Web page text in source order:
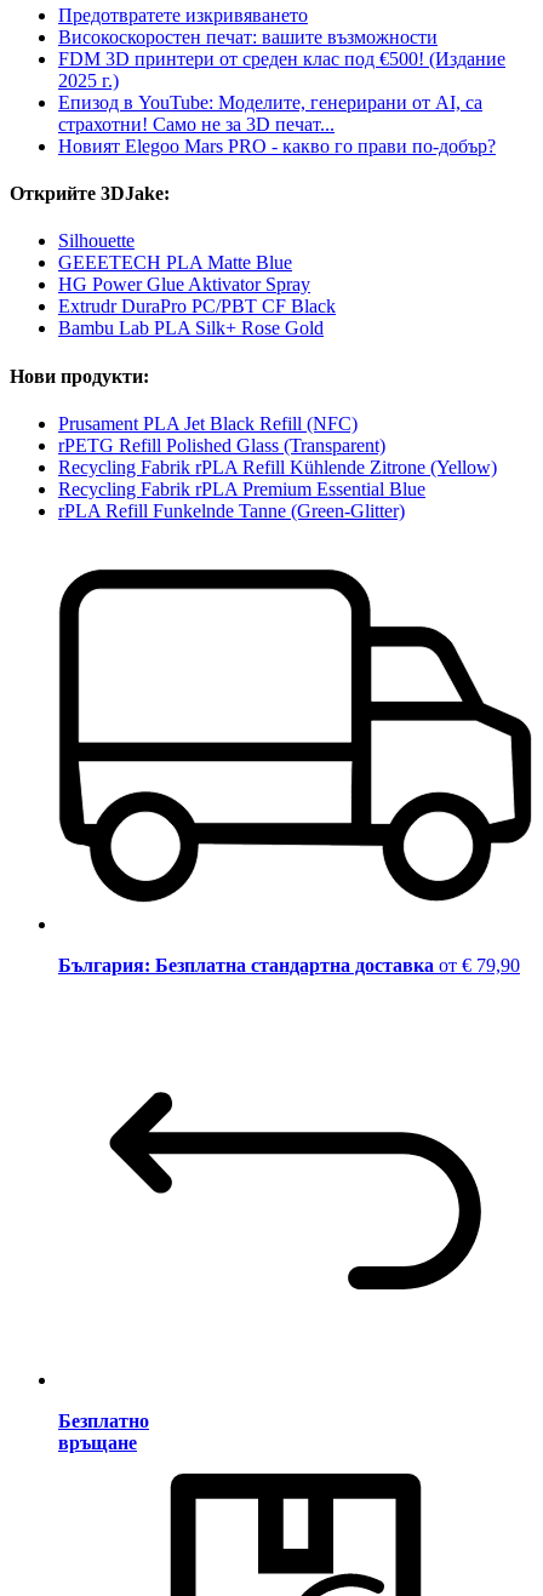
Предотвратете изкривяването
Високоскоростен печат: вашите възможности
FDM 3D принтери от среден клас под €500! (Издание
2025 г.)
Епизод в YouTube: Моделите, генерирани от AI, са
страхотни! Само не за 3D печат...
Новият Elegoo Mars PRO - какво го прави по-добър?
Открийте 3DJake:
Silhouette
GEEETECH PLA Matte Blue
HG Power Glue Aktivator Spray
Extrudr DuraPro PC/PBT CF Black
Bambu Lab PLA Silk+ Rose Gold
Нови продукти:
Prusament PLA Jet Black Refill (NFC)
rPETG Refill Polished Glass (Transparent)
Recycling Fabrik rPLA Refill Kühlende Zitrone (Yellow)
Recycling Fabrik rPLA Premium Essential Blue
rPLA Refill Funkelnde Tanne (Green-Glitter)
България: Безплатна стандартна доставка от € 79,90
Безплатно
връщане